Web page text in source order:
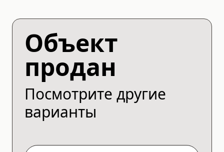
Объект
продан
Посмотрите другие
варианты